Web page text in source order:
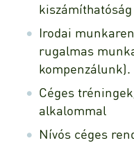
kiszámíthatóság
Irodai
rugalmas
kompenzálunk).
Céges
alkalommal
Nívós céges